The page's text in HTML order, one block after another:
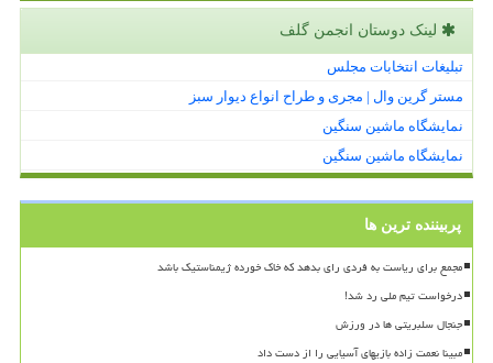
لینک دوستان انجمن گلف
تبلیغات انتخابات مجلس
مستر گرین وال | مجری و طراح انواع دیوار سبز
نمایشگاه ماشین سنگین
نمایشگاه ماشین سنگین
پربیننده ترین ها
مجمع برای ریاست به فردی رای بدهد که خاک خورده ژیمناستیک باشد
درخواست تیم ملی رد شد!
جنجال سلبریتی ها در ورزش
مبینا نعمت زاده بازیهای آسیایی را از دست داد